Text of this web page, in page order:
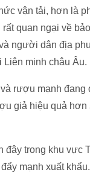
vận tải, hơn là
quan ngại về
người dân địa
Liên minh châu Âu.
rượu mạnh đang
giả hiệu quả
đây trong khu
mạnh xuất